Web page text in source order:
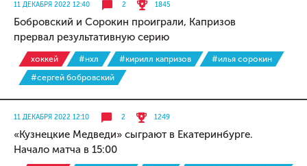
11 ДЕКАБРЯ 2022 12:40 2 1845
Бобровский и Сорокин проиграли, Капризов
прервал результативную серию
хоккей #нхл #кирилл капризов
#илья сорокин
#сергей бобровский
11 ДЕКАБРЯ 2022 12:10 2 1249
«Кузнецкие Медведи» сыграют в Екатеринбурге.
Начало матча в 15:00